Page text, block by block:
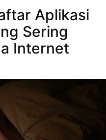
Aplikasi
Sering
Internet